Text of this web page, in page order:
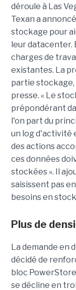
déroule à Las
Texan a
stockage pour
leur
charges de
existantes. La
partie stockage,
presse. « Le
prépondérant
l'on part du
un log d'activité
des actions
ces données
stockées ». Il
saisissent pas
besoins en
Plus de
La demande en
décidé de
bloc
se décline en